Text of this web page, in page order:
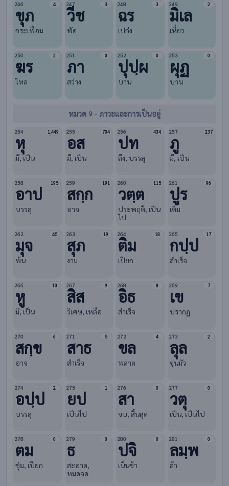
246 4
ขุภ
กระเพื่อม
247 3
วีช
พัด
248 3
ฉร
เปล่ง
249 2
มิเล
เหี่ยว
250 2
ฆร
ไหล
251 0
ภา
สว่าง
252 0
ปุปฺผ
บาน
253 0
ผุฏ
บาน
หมวด 9 - ภาวะและการเป็นอยู่
254 1,449
หุ
มี, เป็น
255 704
อส
มี, เป็น
256 434
ปท
ถึง, บรรลุ
257 237
ภู
มี, เป็น
258 195
อาป
บรรลุ
259 191
สกฺก
อาจ
260 115
วตฺต
ประพฤติ, เป็น
ไป
261 96
ปูร
เต็ม
262 45
มุจ
พ้น
263 19
สุภ
งาม
264 18
ติม
เปียก
265 17
กปฺป
สำเร็จ
266 10
หู
มี, เป็น
267 9
สิส
วิเศษ, เหลือ
268 8
อิธ
สำเร็จ
269 7
เข
ปรากฏ
270 6
สกฺข
อาจ
271 5
สาธ
สำเร็จ
272 4
ขล
พลาด
273 2
ลุล
ขุ่นมัว
274 2
อปฺป
บรรลุ
275 1
ยป
เป็นไป
276 0
สา
จบ, สิ้นสุด
277 0
วตุ
เป็น, เป็นไป
278 0
ตม
ชุ่ม, เปียก
279 0
ธ
สะอาด,
หมดจด
280 0
ปจิ
เนิ่นช้า
281 0
ลมฺพ
ล้า